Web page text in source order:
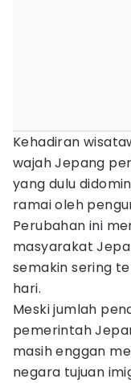
Kehadiran
wajah Jepang
yang dulu
ramai oleh
Perubahan ini
masyarakat
semakin sering
hari.
Meski jumlah
pemerintah
masih enggan
negara tujuan